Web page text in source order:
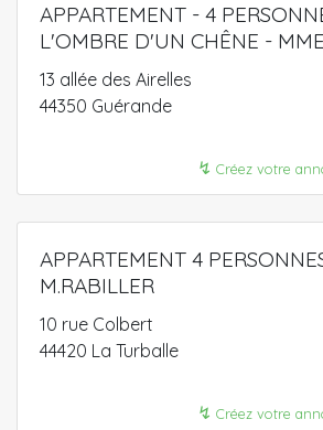
APPARTEMENT - 4
L'OMBRE D'UN CHÊNE -
13 allée des Airelles
44350 Guérande
↯ Créez votre
APPARTEMENT 4
M.RABILLER
10 rue Colbert
44420 La Turballe
↯ Créez votre